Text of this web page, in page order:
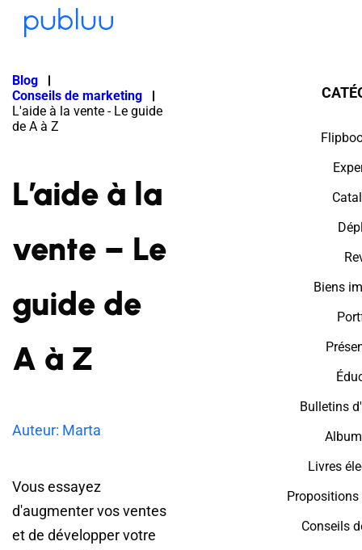
Blog
Conseils de marketing
L'aide à la vente - Le guide
de A à Z
L’aide à la
vente – Le
guide de
A à Z
Auteur: Marta
Vous essayez
d'augmenter vos ventes
et de développer votre
Biens
Bulletins
Livres
Conseils